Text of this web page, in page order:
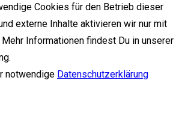
Cookies für den Betrieb dieser
externe Inhalte aktivieren wir nur mit
Informationen findest Du in unserer
notwendige Datenschutzerklärung